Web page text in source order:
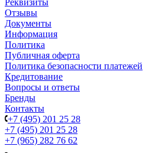
Реквизиты
Отзывы
Документы
Информация
Политика
Публичная оферта
Политика безопасности платежей
Кредитование
Вопросы и ответы
Бренды
Контакты
+7 (495) 201 25 28
+7 (495) 201 25 28
+7 (965) 282 76 62